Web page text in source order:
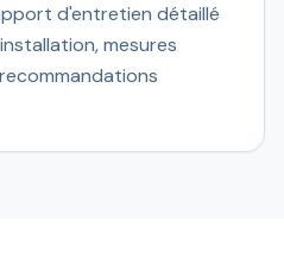
d'entretien détaillé
mesures